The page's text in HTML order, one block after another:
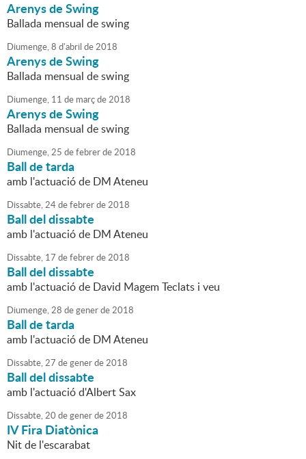
Arenys de Swing
Ballada mensual de swing
Diumenge,8 d'abril de2018
Arenys de Swing
Ballada mensual de swing
Diumenge, 11 de marçde2018
Arenys de Swing
Ballada mensual de swing
Diumenge,25 defebrerde2018
Ball de tarda
amb l'actuació de DM Ateneu
Dissabte,24defebrerde2018
Ball del dissabte
amb l'actuació de DM Ateneu
Dissabte, 17 defebrerde2018
Ball del dissabte
amb l'actuació de David Magem Teclats i veu
Diumenge,28 degenerde2018
Ball de tarda
amb l'actuació de DM Ateneu
Dissabte,27 degenerde2018
Ball del dissabte
amb l'actuació d'Albert Sax
Dissabte,20 degenerde2018
IV Fira Diatònica
Nit de l'escarabat